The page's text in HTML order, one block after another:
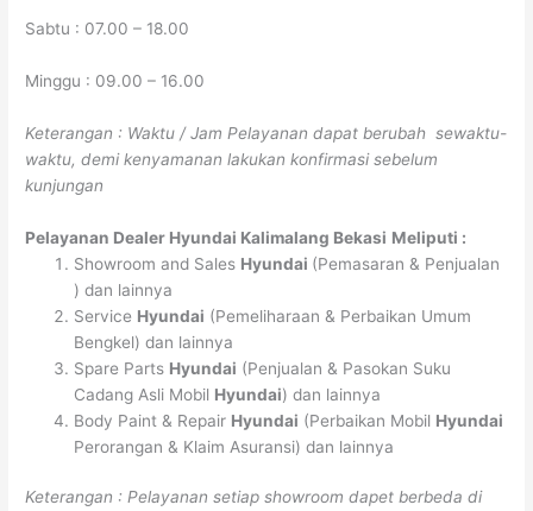
Sabtu : 07.00 – 18.00
Minggu : 09.00 – 16.00
Keterangan : Waktu / Jam Pelayanan dapat berubah sewaktu-
waktu, demi kenyamanan lakukan konfirmasi sebelum
kunjungan
Pelayanan Dealer Hyundai Kalimalang Bekasi Meliputi :
Showroom and Sales Hyundai (Pemasaran & Penjualan
) dan lainnya
Service Hyundai (Pemeliharaan & Perbaikan Umum
Bengkel) dan lainnya
Spare Parts Hyundai (Penjualan & Pasokan Suku
Cadang Asli Mobil Hyundai) dan lainnya
Body Paint & Repair Hyundai (Perbaikan Mobil Hyundai
Perorangan & Klaim Asuransi) dan lainnya
Keterangan : Pelayanan setiap showroom dapet berbeda di